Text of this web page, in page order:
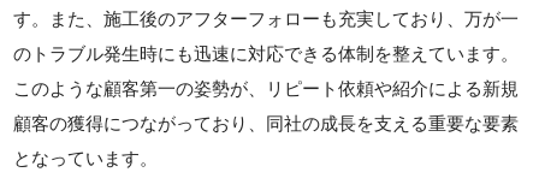
す。また、施工後のアフターフォローも充実しており、万が一
のトラブル発生時にも迅速に対応できる体制を整えています。
このような顧客第一の姿勢が、リピート依頼や紹介による新規
顧客の獲得につながっており、同社の成長を支える重要な要素
となっています。